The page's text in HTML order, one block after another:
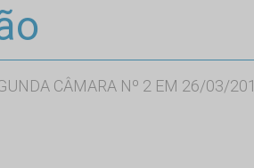
CÂMARA Nº 2 EM 26/03/